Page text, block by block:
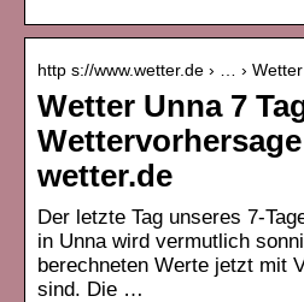
http s://www.wetter.de › … ›
Wetter Unna 7
wetter.de
Der letzte Tag unseres 7-
in Unna wird vermutlich
berechneten Werte jetzt mit
sind. Die …